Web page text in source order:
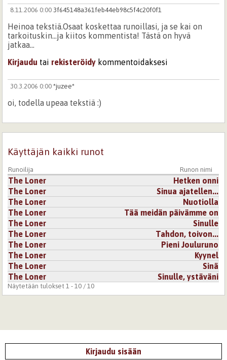
8.11.2006 0:00 3f645148a361feb44eb98c5f4c20f0f1
Heinoa tekstiä.Osaat koskettaa runoillasi, ja se kai on
tarkoituskin...ja kiitos kommentista! Tästä on hyvä
jatkaa...
Kirjaudu tai rekisteröidy kommentoidaksesi
30.3.2006 0:00 *juzee*
oi, todella upeaa tekstiä :)
Käyttäjän kaikki runot
Runoilija Runon nimi
The Loner
Hetken onni
The Loner
Sinua ajatellen...
The Loner
Nuotiolla
The Loner
Tää meidän päivämme on
The Loner
Sinulle
The Loner
Tahdon, toivon...
The Loner
Pieni Jouluruno
The Loner
Kyynel
The Loner
Sinä
The Loner
Sinulle, ystäväni
Näytetään tulokset 1 - 10 / 10
Kirjaudu sisään